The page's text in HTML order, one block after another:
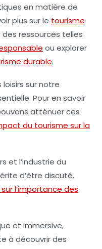
en matière de
plus sur le tourisme
ressources telles
ou explorer
durable.
loisirs sur notre
Pour en savoir
atténuer ces
du tourisme sur la
et l’industrie du
d’être discuté,
l’importance des
et immersive,
à découvrir des